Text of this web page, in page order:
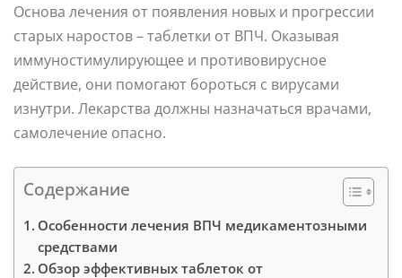
Основа лечения от появления новых и прогрессии
старых наростов – таблетки от ВПЧ. Оказывая
иммуностимулирующее и противовирусное
действие, они помогают бороться с вирусами
изнутри. Лекарства должны назначаться врачами,
самолечение опасно.
Содержание
Особенности лечения ВПЧ медикаментозными
средствами
Обзор эффективных таблеток от